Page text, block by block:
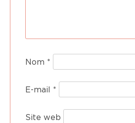
Nom *
E-mail *
Site web